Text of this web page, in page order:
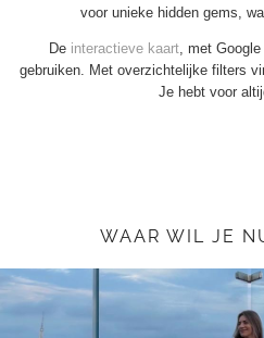
voor unieke hidden gems,
De interactieve kaart, met
gebruiken. Met overzichtelijke filters
Je hebt voor
WAAR WIL JE